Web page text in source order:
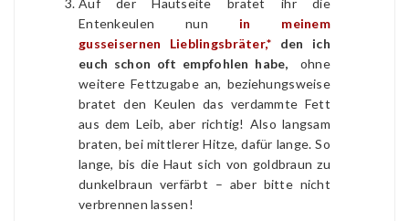
Entenkeulen nun
in meinem
gusseisernen Lieblingsbräter,* den ich
euch schon oft empfohlen habe,
ohne
weitere Fettzugabe an, beziehungsweise
bratet den Keulen das verdammte Fett
aus dem Leib, aber richtig! Also langsam
braten, bei mittlerer Hitze, dafür lange. So
lange, bis die Haut sich von goldbraun zu
dunkelbraun verfärbt – aber bitte nicht
verbrennen lassen!